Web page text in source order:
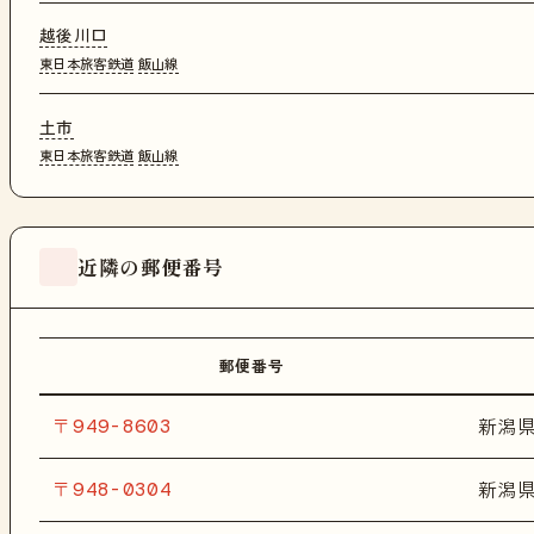
越後川口
東日本旅客鉄道 飯山線
土市
東日本旅客鉄道 飯山線
近隣の郵便番号
郵便番号
〒949-8603 新潟
〒948-0304 新潟